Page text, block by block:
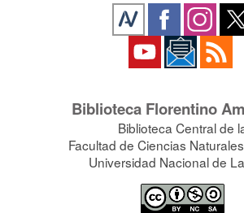
Biblioteca Florentino
Biblioteca Central de
Facultad de Ciencias
Universidad Nacional de